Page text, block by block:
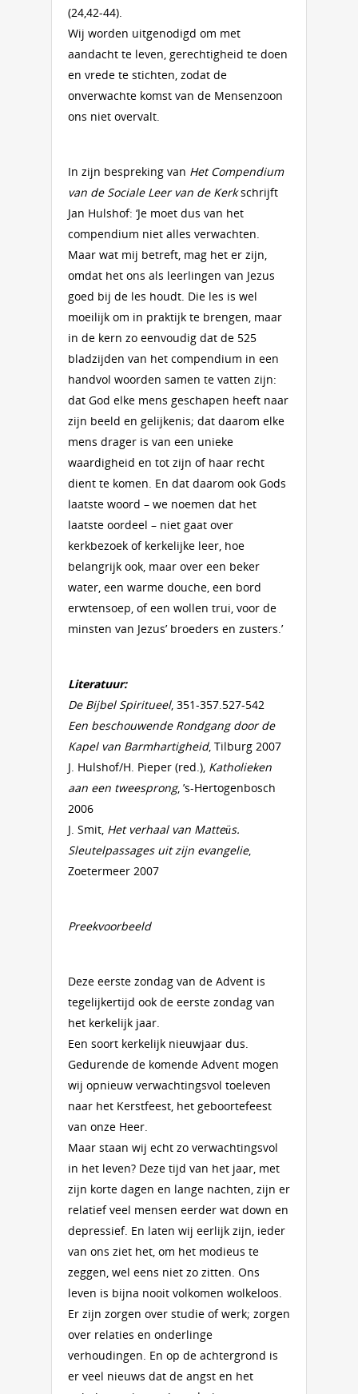
(24,42-44).
Wij worden uitgenodigd om met
aandacht te leven, gerechtigheid te doen
en vrede te stichten, zodat de
onverwachte komst van de Mensenzoon
ons niet overvalt.
In zijn bespreking van Het Compendium
van de Sociale Leer van de Kerkschrijft
Jan Hulshof: ‘Je moet dus van het
compendium niet alles verwachten.
Maar wat mij betreft, mag het er zijn,
omdat het ons als leerlingen van Jezus
goed bij de les houdt. Die les is wel
moeilijk om in praktijk te brengen, maar
in de kern zo eenvoudig dat de 525
bladzijden van het compendium in een
handvol woorden samen te vatten zijn:
dat God elke mens geschapen heeft naar
zijn beeld en gelijkenis; dat daarom elke
mens drager is van een unieke
waardigheid en tot zijn of haar recht
dient te komen. En dat daarom ook Gods
laatste woord – we noemen dat het
laatste oordeel – niet gaat over
kerkbezoek of kerkelijke leer, hoe
belangrijk ook, maar over een beker
water, een warme douche, een bord
erwtensoep, of een wollen trui, voor de
minsten van Jezus’ broeders en zusters.’
Literatuur:
De Bijbel Spiritueel, 351-357.527-542
Een beschouwende Rondgang door de
Kapel van Barmhartigheid, Tilburg 2007
J. Hulshof/H. Pieper (red.), Katholieken
aan een tweesprong, ’s-Hertogenbosch
2006
J. Smit, Het verhaal van Matteüs.
Sleutelpassages uit zijn evangelie,
Zoetermeer 2007
Preekvoorbeeld
Deze eerste zondag van de Advent is
tegelijkertijd ook de eerste zondag van
het kerkelijk jaar.
Een soort kerkelijk nieuwjaar dus.
Gedurende de komende Advent mogen
wij opnieuw verwachtingsvol toeleven
naar het Kerstfeest, het geboortefeest
van onze Heer.
Maar staan wij echt zo verwachtingsvol
in het leven? Deze tijd van het jaar, met
zijn korte dagen en lange nachten, zijn er
relatief veel mensen eerder wat down en
depressief. En laten wij eerlijk zijn, ieder
van ons ziet het, om het modieus te
zeggen, wel eens niet zo zitten. Ons
leven is bijna nooit volkomen wolkeloos.
Er zijn zorgen over studie of werk; zorgen
over relaties en onderlinge
verhoudingen. En op de achtergrond is
er veel nieuws dat de angst en het